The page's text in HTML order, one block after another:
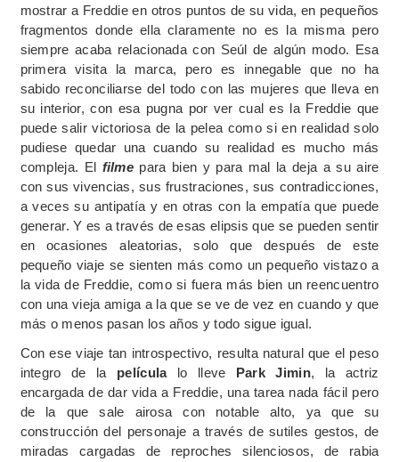
mostrar a Freddie en otros puntos de su vida, en pequeños
fragmentos donde ella claramente no es la misma pero
siempre acaba relacionada con Seúl de algún modo. Esa
primera visita la marca, pero es innegable que no ha
sabido reconciliarse del todo con las mujeres que lleva en
su interior, con esa pugna por ver cual es la Freddie que
puede salir victoriosa de la pelea como si en realidad solo
pudiese quedar una cuando su realidad es mucho más
compleja. El filme para bien y para mal la deja a su aire
con sus vivencias, sus frustraciones, sus contradicciones,
a veces su antipatía y en otras con la empatía que puede
generar. Y es a través de esas elipsis que se pueden sentir
en ocasiones aleatorias, solo que después de este
pequeño viaje se sienten más como un pequeño vistazo a
la vida de Freddie, como si fuera más bien un reencuentro
con una vieja amiga a la que se ve de vez en cuando y que
más o menos pasan los años y todo sigue igual.
Con ese viaje tan introspectivo, resulta natural que el peso
integro de la películalo lleve Park Jimin, la actriz
encargada de dar vida a Freddie, una tarea nada fácil pero
de la que sale airosa con notable alto, ya que su
construcción del personaje a través de sutiles gestos, de
miradas cargadas de reproches silenciosos, de rabia